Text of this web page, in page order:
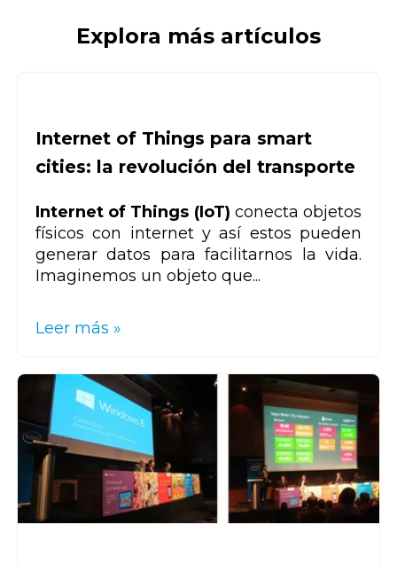
Explora más artículos
Internet of Things para smart
cities: la revolución del transporte
Internet of Things (IoT) conecta objetos
físicos con internet y así estos pueden
generar datos para facilitarnos la vida.
Imaginemos un objeto que...
Leer más »